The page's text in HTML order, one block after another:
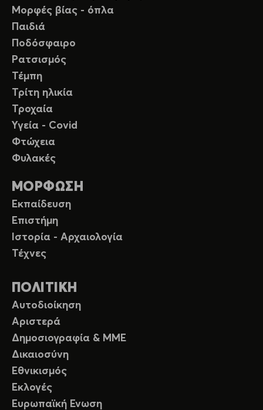
Μορφές βίας - όπλα
Παιδιά
Ποδόσφαιρο
Ρατσισμός
Τέμπη
Τρίτη ηλικία
Τροχαία
Υγεία - Covid
Φτώχεια
Φυλακές
ΜΟΡΦΩΣΗ
Εκπαίδευση
Επιστήμη
Ιστορία - Αρχαιολογία
Τέχνες
ΠΟΛΙΤΙΚΗ
Αυτοδιοίκηση
Αριστερά
Δημοσιογραφία & ΜΜΕ
Δικαιοσύνη
Εθνικισμός
Εκλογές
Ευρωπαϊκή Ενωση